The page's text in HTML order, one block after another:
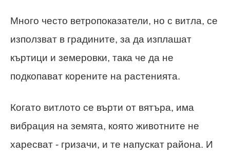
Много често ветропоказатели, но с витла, се
използват в градините, за да изплашат
къртици и земеровки, така че да не
подкопават корените на растенията.
Когато витлото се върти от вятъра, има
вибрация на земята, която животните не
харесват - гризачи, и те напускат района. И